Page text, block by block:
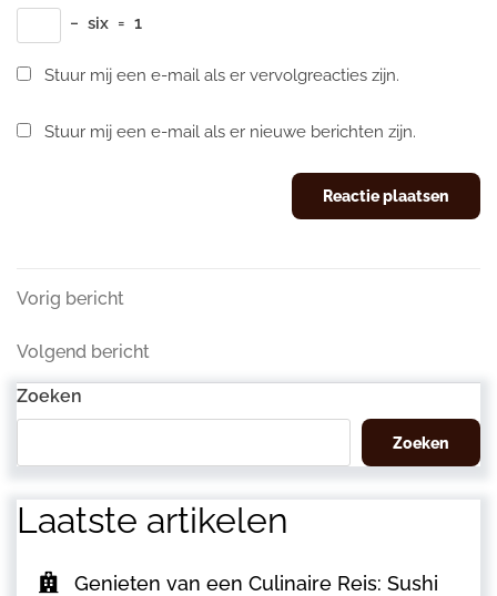
− six = 1
Stuur mij een e-mail als er vervolgreacties zijn.
Stuur mij een e-mail als er nieuwe berichten zijn.
Berichtnavigatie
Vorig
Vorig bericht
Volgend
bericht
Volgend bericht
Zoeken
Zoeken
Laatste artikelen
Genieten van een Culinaire Reis: Sushi